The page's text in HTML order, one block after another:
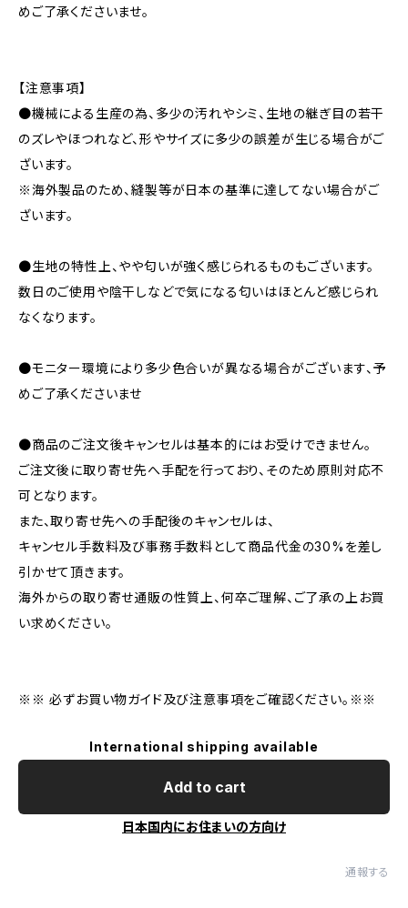
めご了承くださいませ。
【注意事項】
●機械による生産の為、多少の汚れやシミ、生地の継ぎ目の若干
のズレやほつれなど、形やサイズに多少の誤差が生じる場合がご
ざいます。
※海外製品のため、縫製等が日本の基準に達してない場合がご
ざいます。
●生地の特性上、やや匂いが強く感じられるものもございます。
数日のご使用や陰干しなどで気になる匂いはほとんど感じられ
なくなります。
●モニター環境により多少色合いが異なる場合がございます、予
めご了承くださいませ
●商品のご注文後キャンセルは基本的にはお受けできません。
ご注文後に取り寄せ先へ手配を行っており、そのため原則対応不
可となります。
また、取り寄せ先への手配後のキャンセルは、
キャンセル手数料及び事務手数料として商品代金の30%を差し
引かせて頂きます。
海外からの取り寄せ通販の性質上、何卒ご理解、ご了承の上お買
い求めください。
※※ 必ずお買い物ガイド及び注意事項をご確認ください。※※
International shipping available
Add to cart
日本国内にお住まいの方向け
通報する